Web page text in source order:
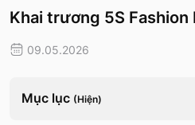
Khai trương 5S Fashion
09.05.2026
Mục lục (Hiện)